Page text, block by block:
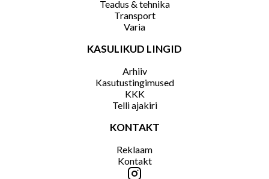
Teadus & tehnika
Transport
Varia
KASULIKUD LINGID
Arhiiv
Kasutustingimused
KKK
Telli ajakiri
KONTAKT
Reklaam
Kontakt